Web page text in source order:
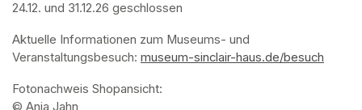
24.12. und 31.12.26 geschlossen
Aktuelle Informationen zum Museums- und
Veranstaltungsbesuch: museum-sinclair-haus.de/besuch
Fotonachweis Shopansicht:
© Anja Jahn